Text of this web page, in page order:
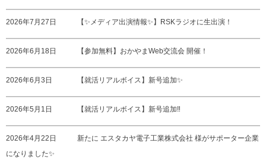
2026年7月27日 【✨メディア出演情報✨】RSKラジオに生出演！
2026年6月18日 【参加無料】おかやまWeb交流会 開催！
2026年6月3日 【就活リアルボイス】新号追加✨
2026年5月1日 【就活リアルボイス】新号追加‼️
2026年4月22日
新たに エスタカヤ電子工業株式会社 様がサポーター企業
になりました✨